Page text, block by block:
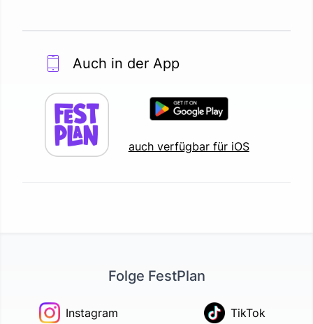
Auch in der App
auch verfügbar für iOS
Folge FestPlan
Instagram TikTok